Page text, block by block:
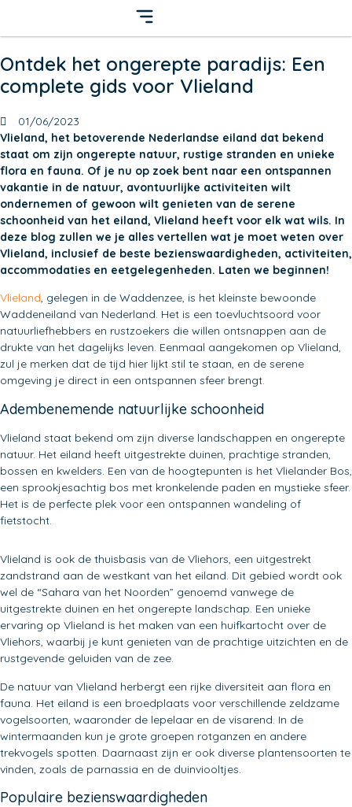
Ontdek het ongerepte paradijs: Een
complete gids voor Vlieland
01/06/2023
Vlieland, het betoverende Nederlandse eiland dat bekend
staat om zijn ongerepte natuur, rustige stranden en unieke
flora en fauna. Of je nu op zoek bent naar een ontspannen
vakantie in de natuur, avontuurlijke activiteiten wilt
ondernemen of gewoon wilt genieten van de serene
schoonheid van het eiland, Vlieland heeft voor elk wat wils. In
deze blog zullen we je alles vertellen wat je moet weten over
Vlieland, inclusief de beste bezienswaardigheden, activiteiten,
accommodaties en eetgelegenheden. Laten we beginnen!
Vlieland, gelegen in de Waddenzee, is het kleinste bewoonde
Waddeneiland van Nederland. Het is een toevluchtsoord voor
natuurliefhebbers en rustzoekers die willen ontsnappen aan de
drukte van het dagelijks leven. Eenmaal aangekomen op Vlieland,
zul je merken dat de tijd hier lijkt stil te staan, en de serene
omgeving je direct in een ontspannen sfeer brengt.
Adembenemende natuurlijke schoonheid
Vlieland staat bekend om zijn diverse landschappen en ongerepte
natuur. Het eiland heeft uitgestrekte duinen, prachtige stranden,
bossen en kwelders. Een van de hoogtepunten is het Vlielander Bos,
een sprookjesachtig bos met kronkelende paden en mystieke sfeer.
Het is de perfecte plek voor een ontspannen wandeling of
fietstocht.
Vlieland is ook de thuisbasis van de Vliehors, een uitgestrekt
zandstrand aan de westkant van het eiland. Dit gebied wordt ook
wel de “Sahara van het Noorden” genoemd vanwege de
uitgestrekte duinen en het ongerepte landschap. Een unieke
ervaring op Vlieland is het maken van een huifkartocht over de
Vliehors, waarbij je kunt genieten van de prachtige uitzichten en de
rustgevende geluiden van de zee.
De natuur van Vlieland herbergt een rijke diversiteit aan flora en
fauna. Het eiland is een broedplaats voor verschillende zeldzame
vogelsoorten, waaronder de lepelaar en de visarend. In de
wintermaanden kun je grote groepen rotganzen en andere
trekvogels spotten. Daarnaast zijn er ook diverse plantensoorten te
vinden, zoals de parnassia en de duinviooltjes.
Populaire bezienswaardigheden